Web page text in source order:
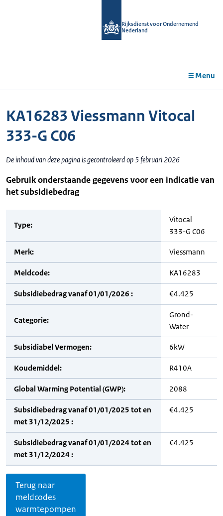
Rijksdienst voor Ondernemend
Nederland
Menu
KA16283 Viessmann Vitocal
333-G C06
De inhoud van deze pagina is gecontroleerd op 5 februari 2026
Gebruik onderstaande gegevens voor een indicatie van
het subsidiebedrag
Type:
Vitocal
333-G C06
Merk: Viessmann
Meldcode: KA16283
Subsidiebedrag vanaf 01/01/2026 : €4.425
Categorie:
Grond-
Water
Subsidiabel Vermogen: 6kW
Koudemiddel: R410A
Global Warming Potential (GWP): 2088
Subsidiebedrag vanaf 01/01/2025 tot en
met 31/12/2025 :
€4.425
Subsidiebedrag vanaf 01/01/2024 tot en
met 31/12/2024 :
€4.425
Terug naar
meldcodes
warmtepompen